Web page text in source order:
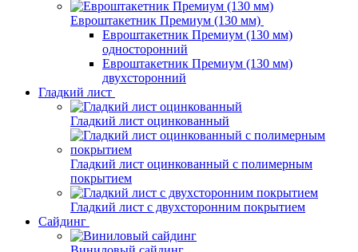
Евроштакетник Премиум (130 мм)
Евроштакетник Премиум (130 мм)
односторонний
Евроштакетник Премиум (130 мм)
двухсторонний
Гладкий лист
Гладкий лист оцинкованный
Гладкий лист оцинкованный с полимерным
покрытием
Гладкий лист с двухсторонним покрытием
Сайдинг